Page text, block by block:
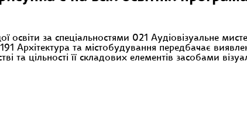
освіти за спеціальностями 021 Аудіовізуальне
Архітектура та містобудування передбачає
та цільності її складових елементів засобами